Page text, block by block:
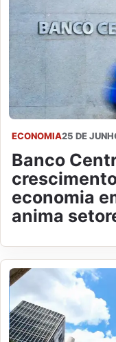
ECONOMIA25 DE
Banco
economia
anima